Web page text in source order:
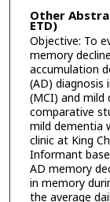
Other
ETD)
Objective: To
memory
accumulation
(AD)
(MCI) and
comparative
mild dementia
clinic at King
Informant
AD memory
in memory
the average